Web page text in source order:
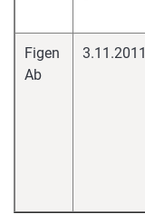
Figen
Ab
3.11.2011